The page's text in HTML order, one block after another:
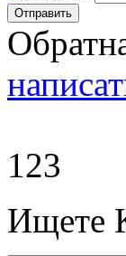
123
Ищете